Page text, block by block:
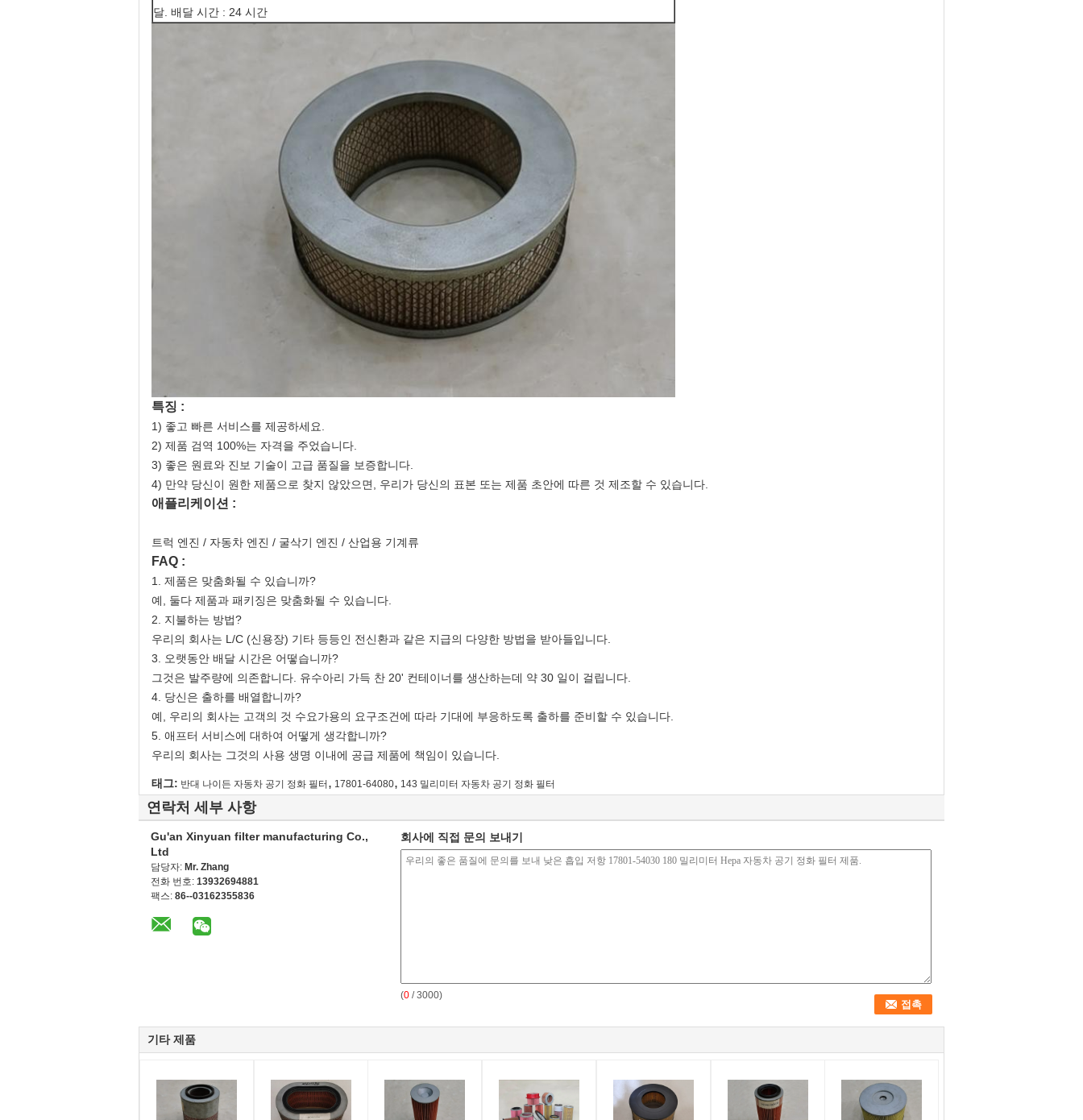
달. 배달 시간 : 24 시간
특징 :
1) 좋고 빠른 서비스를 제공하세요.
2) 제품 검역 100%는 자격을 주었습니다.
3) 좋은 원료와 진보 기술이 고급 품질을 보증합니다.
4) 만약 당신이 원한 제품으로 찾지 않았으면, 우리가 당신의 표본 또는 제품 초안에 따른 것 제조할 수 있습니다.
애플리케이션 :
트럭 엔진 / 자동차 엔진 / 굴삭기 엔진 / 산업용 기계류
FAQ :
1. 제품은 맞춤화될 수 있습니까?
예, 둘다 제품과 패키징은 맞춤화될 수 있습니다.
2. 지불하는 방법?
우리의 회사는 L/C (신용장) 기타 등등인 전신환과 같은 지급의 다양한 방법을 받아들입니다.
3. 오랫동안 배달 시간은 어떻습니까?
그것은 발주량에 의존합니다. 유수아리 가득 찬 20' 컨테이너를 생산하는데 약 30 일이 걸립니다.
4. 당신은 출하를 배열합니까?
예, 우리의 회사는 고객의 것 수요가용의 요구조건에 따라 기대에 부응하도록 출하를 준비할 수 있습니다.
5. 애프터 서비스에 대하여 어떻게 생각합니까?
우리의 회사는 그것의 사용 생명 이내에 공급 제품에 책임이 있습니다.
태그: 반대 나이든 자동차 공기 정화 필터 , 17801-64080, 143 밀리미터 자동차 공기 정화 필터
연락처 세부 사항
Gu'an Xinyuan filter manufacturing Co.,
Ltd
담당자: Mr. Zhang
전화 번호: 13932694881
팩스: 86--03162355836
회사에 직접 문의 보내기
(0 / 3000)
기타 제품